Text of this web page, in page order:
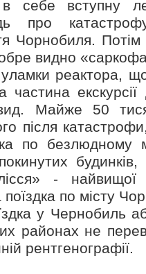
себе вступну
про
Чорнобиля. Потім
видно
уламки реактора,
Майже 50
після
по безлюдному
- найвищої
по місту
у Чернобиль
районах не
рентгенографії.